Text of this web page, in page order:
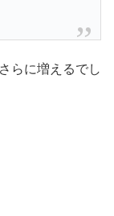
らに増えるでし